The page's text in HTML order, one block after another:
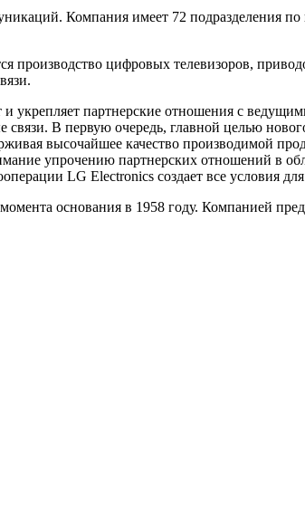
Компания имеет 72 подразделения по
производство цифровых телевизоров,
партнерские отношения с
В первую очередь, главной целью
высочайшее качество производимой
упрочению партнерских отношений в
LG Electronics создает все условия
основания в 1958 году. Компанией